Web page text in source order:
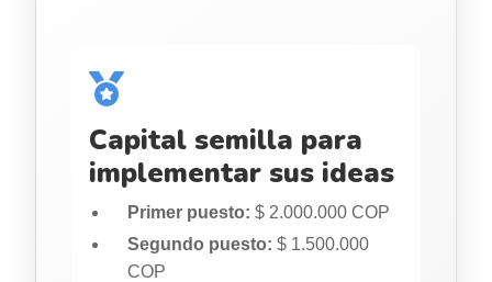
Capital semilla para
implementar sus ideas
Primer puesto: $ 2.000.000 COP
Segundo puesto: $ 1.500.000
COP